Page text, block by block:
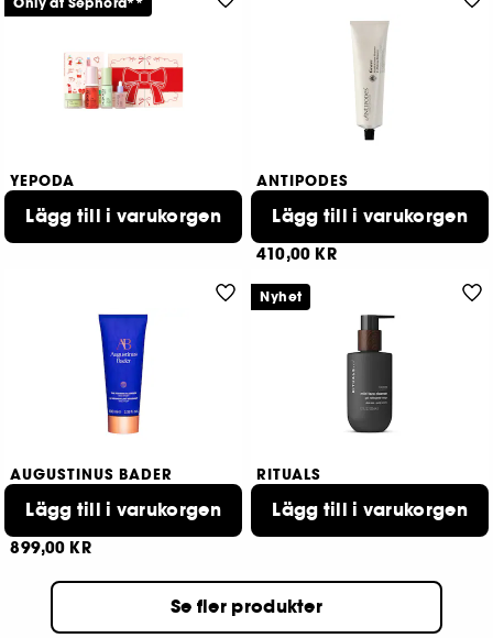
YEPODA
The Winter Glow Set
Dubbelrengöring & återfuktning
369,00 KR
Lägg till i varukorgen
ANTIPODES
Grace Gentle Cream
Cleanser & Makeup Remover
410,00 KR
Lägg till i varukorgen
AUGUSTINUS BADER
The Foaming Cleanser
Skummande sminkborttagningsmedel
899,00 KR
Lägg till i varukorgen
RITUALS
Rituals Homme
Skonsam ansiktsrengöring
219,00 KR
Lägg till i varukorgen
Nyhet
Se fler produkter